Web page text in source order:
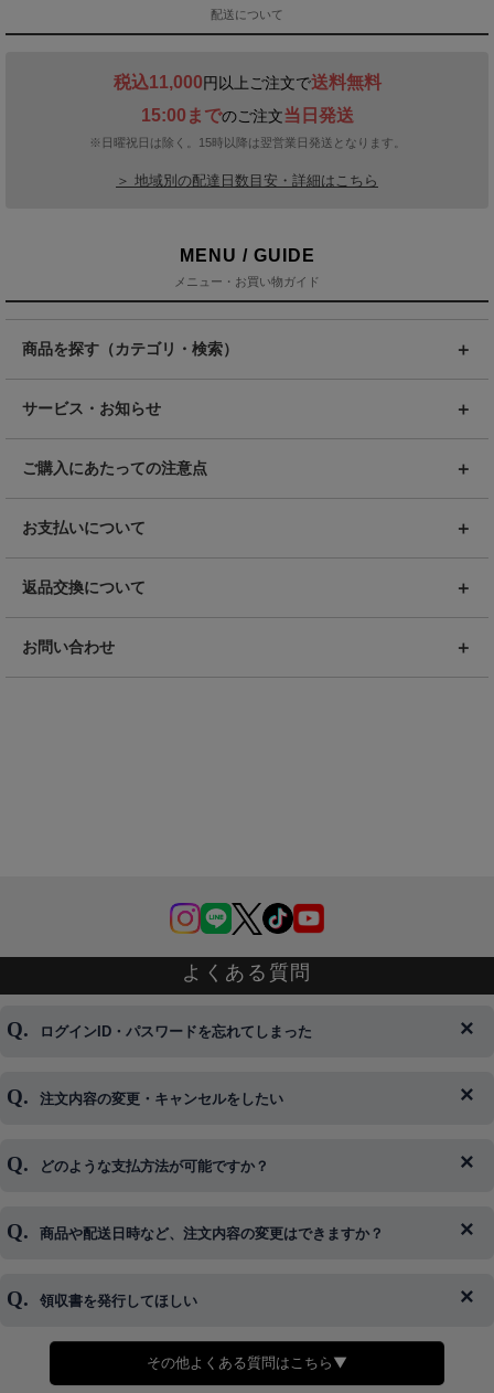
配送について
税込11,000円以上ご注文で送料無料
15:00までのご注文当日発送
※日曜祝日は除く。15時以降は翌営業日発送となります。
＞ 地域別の配達日数目安・詳細はこちら
MENU / GUIDE
メニュー・お買い物ガイド
商品を探す（カテゴリ・検索）
サービス・お知らせ
ご購入にあたっての注意点
お支払いについて
返品交換について
お問い合わせ
よくある質問
ログインID・パスワードを忘れてしまった
◆下記ページより、ログインIDの変更が可能です。
注文内容の変更・キャンセルをしたい
◆即日発送を行なっている関係上、午後以降のご連絡やキャンセル
※発送後、発送準備が完了しお手続きが間に合わない場合は変更、
どのような支払方法が可能ですか？
◆代金引換・クレジットカード・携帯キャリア決済・おねだり決
商品や配送日時など、注文内容の変更はできますか？
◆商品発送前の変更は承っております。
さい。
領収書を発行してほしい
◆領収書はご希望頂いた場合のみ発行しております。
その他よくある質問はこちら▼